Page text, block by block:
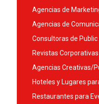
Agencias de
Agencias de
Consultoras de
Revistas
Agencias Creativas/
Hoteles y Lugares
Restaurantes para